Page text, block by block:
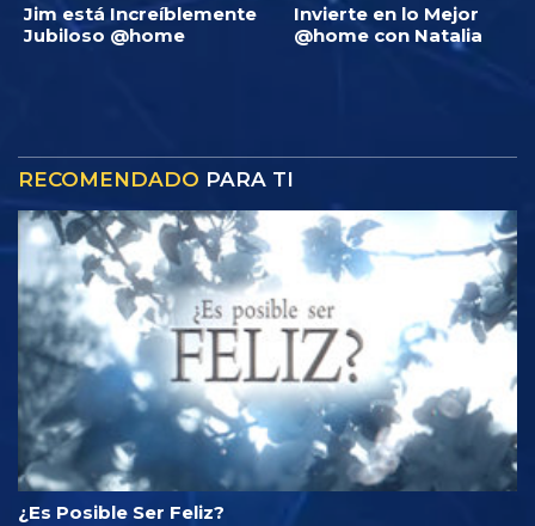
Jim está Increíblemente
Jubiloso @home
Invierte en lo Mejor
@home con Natalia
RECOMENDADO PARA TI
¿Es Posible Ser Feliz?